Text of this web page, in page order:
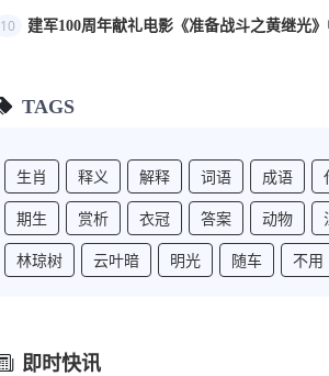
10 建军100周年献礼电影《准备战斗之黄继光
TAGS
生肖 释义 解释 词语 成语
期生
赏析 衣冠 答案 动物
林琼树
云叶暗 明光 随车 不用
即时快讯